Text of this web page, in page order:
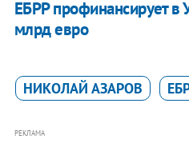
ЕБРР профинансирует в
млрд евро
НИКОЛАЙ АЗАРОВ
РЕКЛАМА